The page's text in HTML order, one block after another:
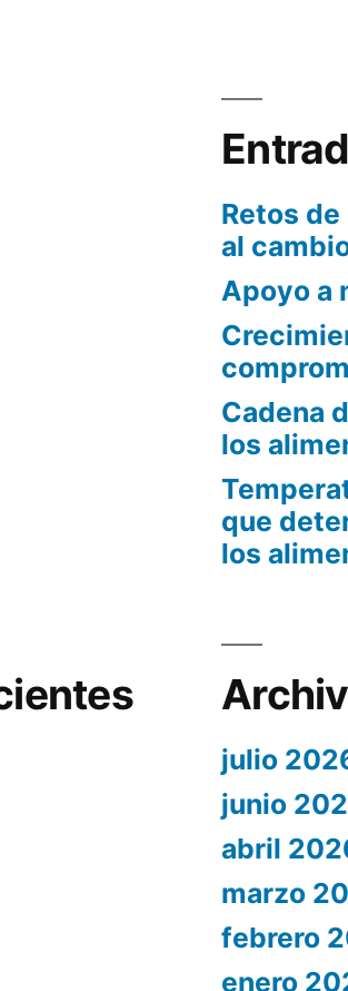
Retos
al
Apoyo a
Cadena
los
que
los
julio
junio
abril
marzo
febrero
enero